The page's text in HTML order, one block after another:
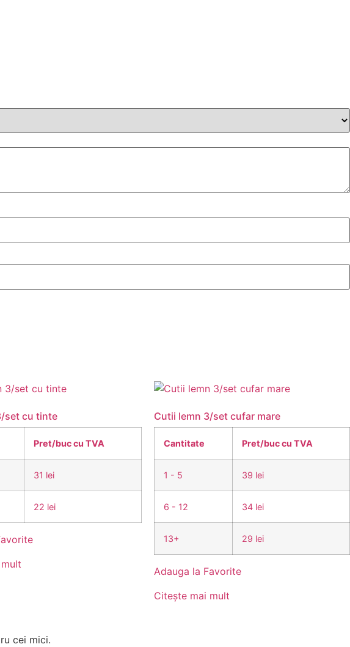
set cu tinte
Pret/buc cu TVA
31 lei
22 lei
Cutii lemn 3/set cufar mare
Cantitate Pret/buc cu TVA
1 - 5 39 lei
6 - 12 34 lei
13+ 29 lei
Adauga la Favorite
Citește mai mult
cei mici.